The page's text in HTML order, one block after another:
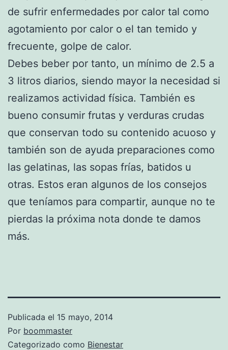
de sufrir enfermedades por calor tal como
agotamiento por calor o el tan temido y
frecuente, golpe de calor.
Debes beber por tanto, un mínimo de 2.5 a
3 litros diarios, siendo mayor la necesidad si
realizamos actividad física. También es
bueno consumir frutas y verduras crudas
que conservan todo su contenido acuoso y
también son de ayuda preparaciones como
las gelatinas, las sopas frías, batidos u
otras. Estos eran algunos de los consejos
que teníamos para compartir, aunque no te
pierdas la próxima nota donde te damos
más.
Publicada el 15 mayo, 2014
Por boommaster
Categorizado como Bienestar